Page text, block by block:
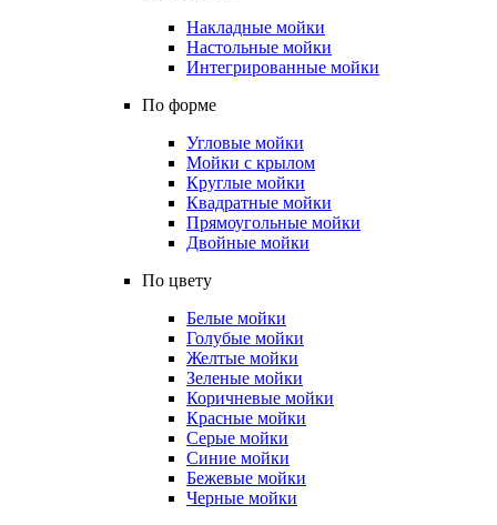
Накладные мойки
Настольные мойки
Интегрированные мойки
По форме
Угловые мойки
Мойки с крылом
Круглые мойки
Квадратные мойки
Прямоугольные мойки
Двойные мойки
По цвету
Белые мойки
Голубые мойки
Желтые мойки
Зеленые мойки
Коричневые мойки
Красные мойки
Серые мойки
Синие мойки
Бежевые мойки
Черные мойки